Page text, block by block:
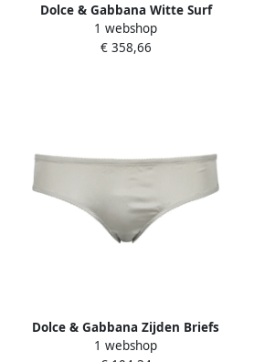
Dolce & Gabbana Witte Surf
Heren Slip Katoen Stretch White
Dames
1 webshop
€ 358,66
Dolce & Gabbana Zijden Briefs
Lage Taille Rechte Heupen Gray
1 webshop